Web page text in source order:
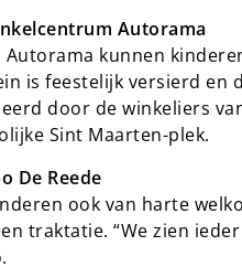
Autorama
kunnen
is feestelijk versierd en
door de winkeliers
Sint Maarten-plek.
De Reede
ook van harte
traktatie. “We zien